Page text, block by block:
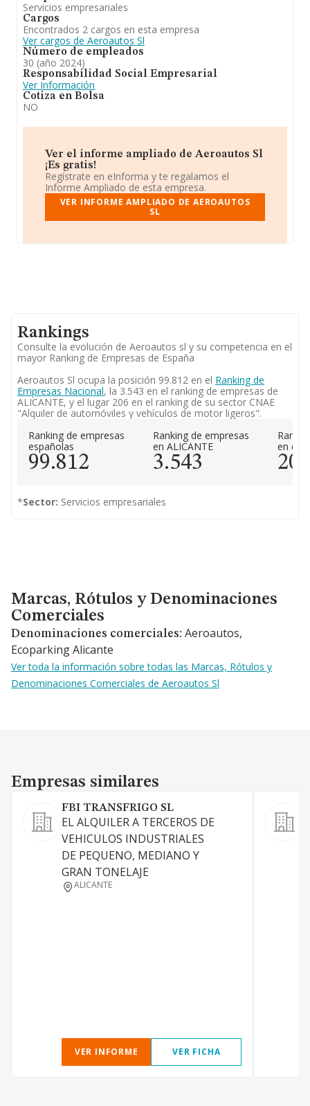
Servicios empresariales
Cargos
Encontrados 2 cargos en esta empresa
Ver cargos de Aeroautos Sl
Número de empleados
30 (año 2024)
Responsabilidad Social Empresarial
Ver Información
Cotiza en Bolsa
NO
Ver el informe ampliado de Aeroautos Sl
¡Es gratis!
Regístrate en eInforma y te regalamos el
Informe Ampliado de esta empresa.
VER INFORME AMPLIADO DE AEROAUTOS
SL
Rankings
Consulte la evolución de Aeroautos sl y su competencia en el
mayor Ranking de Empresas de España
Aeroautos Sl ocupa la posición 99.812 en el Ranking de
Empresas Nacional, la 3.543 en el ranking de empresas de
ALICANTE, y el lugar 206 en el ranking de su sector CNAE
"Alquiler de automóviles y vehículos de motor ligeros".
Ranking de empresas
españolas
99.812
Ranking de empresas
en ALICANTE
3.543
en el
206
*Sector: Servicios empresariales
Marcas, Rótulos y Denominaciones Comerciales
Marcas, Rótulos y Denominaciones
Comerciales
Denominaciones comerciales: Aeroautos,
Ecoparking Alicante
Ver toda la información sobre todas las Marcas, Rótulos y
Denominaciones Comerciales de Aeroautos Sl
Empresas similares
Empresas similares
FBI TRANSFRIGO SL
EL ALQUILER A TERCEROS DE
VEHICULOS INDUSTRIALES
DE PEQUENO, MEDIANO Y
GRAN TONELAJE
ALICANTE
VER INFORME VER FICHA